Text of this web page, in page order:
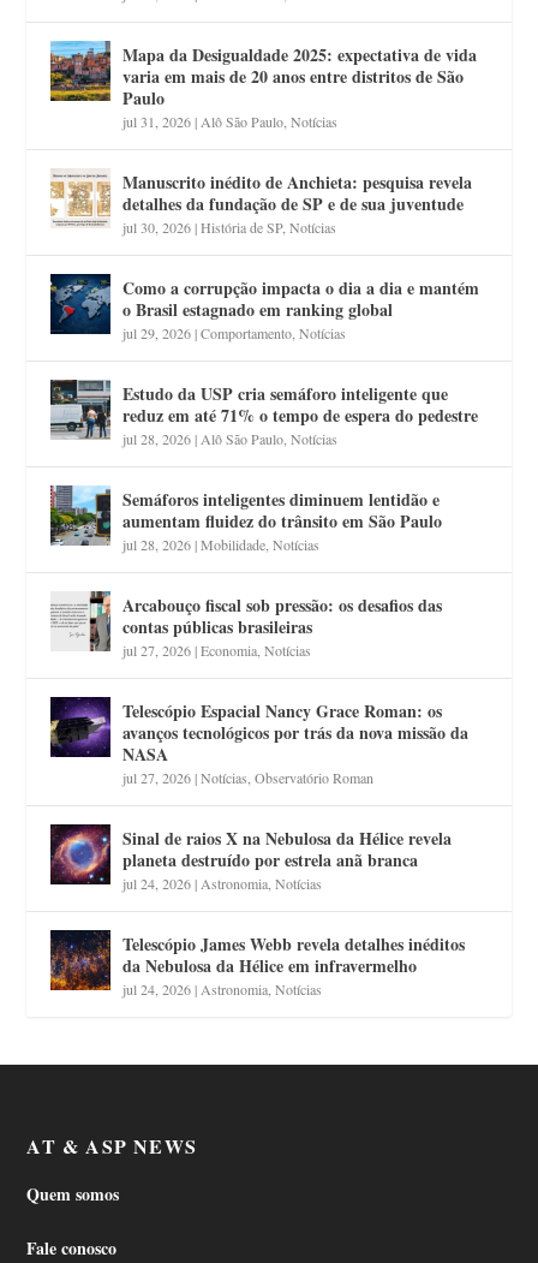
Mapa da Desigualdade 2025: expectativa de vida
varia em mais de 20 anos entre distritos de São
Paulo
jul 31, 2026| Alô São Paulo ,Notícias
Manuscrito inédito de Anchieta: pesquisa revela
detalhes da fundação de SP e de sua juventude
jul 30, 2026|História de SP,Notícias
Como a corrupção impacta o dia a dia e mantém
o Brasil estagnado em ranking global
jul 29, 2026|Comportamento ,Notícias
Estudo da USP cria semáforo inteligente que
reduz em até 71% o tempo de espera do pedestre
jul 28, 2026| Alô São Paulo ,Notícias
Semáforos inteligentes diminuem lentidão e
aumentam fluidez do trânsito em São Paulo
jul 28, 2026|Mobilidade ,Notícias
Arcabouço fiscal sob pressão: os desafios das
contas públicas brasileiras
jul 27, 2026|Economia ,Notícias
Telescópio Espacial Nancy Grace Roman: os
avanços tecnológicos por trás da nova missão da
NASA
jul 27, 2026|Notícias ,Observatório Roman
Sinal de raios X na Nebulosa da Hélice revela
planeta destruído por estrela anã branca
jul 24, 2026| Astronomia ,Notícias
Telescópio James Webb revela detalhes inéditos
da Nebulosa da Hélice em infravermelho
jul 24, 2026| Astronomia ,Notícias
AT & ASP NEWS
Quem somos
Fale conosco